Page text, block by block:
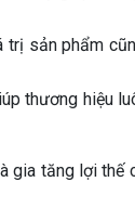
sản phẩm
thương hiệu
gia tăng lợi thế